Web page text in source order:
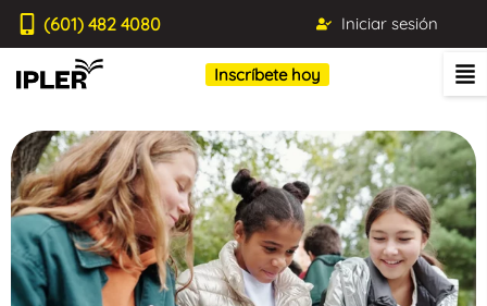
(601) 482 4080 Iniciar sesión
Inscríbete hoy